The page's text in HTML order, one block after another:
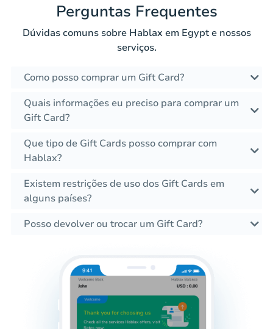
Perguntas Frequentes
Dúvidas comuns sobre Hablax em Egypt e nossos
serviços.
Como posso comprar um Gift Card?
Quais informações eu preciso para comprar um
Gift Card?
Que tipo de Gift Cards posso comprar com
Hablax?
Existem restrições de uso dos Gift Cards em
alguns países?
Posso devolver ou trocar um Gift Card?